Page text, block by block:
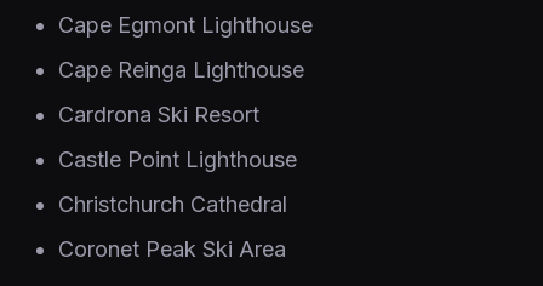
Cape Egmont Lighthouse
Cape Reinga Lighthouse
Cardrona Ski Resort
Castle Point Lighthouse
Christchurch Cathedral
Coronet Peak Ski Area